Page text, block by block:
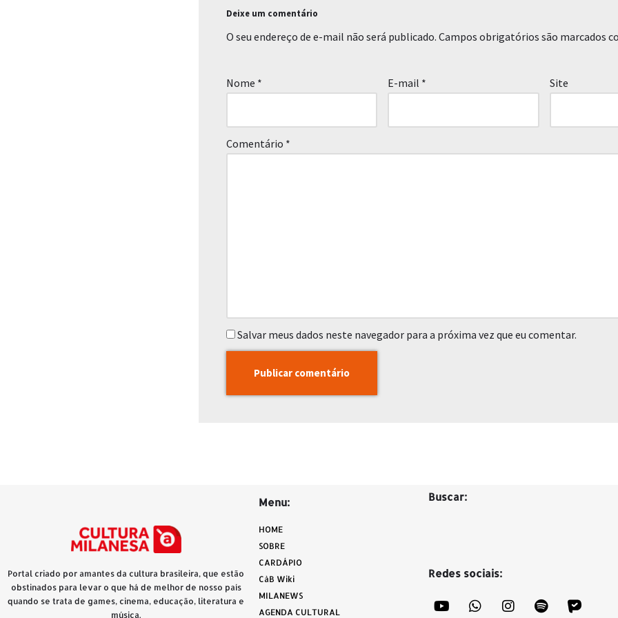
Deixe um comentário
O seu endereço de e-mail não será publicado. Campos obrigatórios são marcados
Nome * E-mail * Site
Comentário *
Salvar meus dados neste navegador para a próxima vez que eu comentar.
Portal criado por amantes da cultura brasileira, que estão
obstinados para levar o que há de melhor de nosso país
quando se trata de games, cinema, educação, literatura e
música.
Menu:
HOME
SOBRE
CARDÁPIO
CàB Wiki
MILANEWS
AGENDA CULTURAL
Buscar:
Redes sociais: